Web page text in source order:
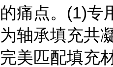
的痛点。(1)专
为轴承填充共
完美匹配填充